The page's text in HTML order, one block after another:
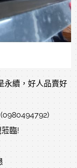
永續，好人品賣好
臨!